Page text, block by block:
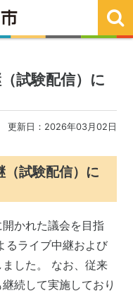
試験配信）に
更新日：2026年03月02日
（試験配信）に
かれた議会を目指
るライブ中継および
した。 なお、従来
続して実施しており